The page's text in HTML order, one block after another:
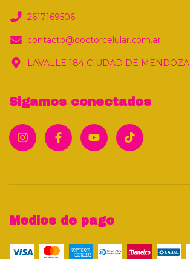
2617169506
contacto@doctorcelular.com.ar
LAVALLE 184 CIUDAD DE MENDOZA
Sigamos conectados
Medios de pago